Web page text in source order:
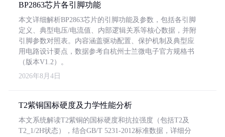
BP2863芯片各引脚功能
本文详细解析BP2863芯片的引脚功能及参数，包括各引脚
定义、典型电压/电流值、内部逻辑关系等核心数据，并附
引脚参数对照表。内容涵盖驱动配置、保护机制及典型应
用电路设计要点，数据参考自杭州士兰微电子官方规格书
（版本V1.2）。
2026年8月4日
T2紫铜国标硬度及力学性能分析
本文系统解读T2紫铜的国标硬度和抗拉强度（包括T2及
T2_1/2H状态），结合GB/T 5231-2012标准数据，详细分